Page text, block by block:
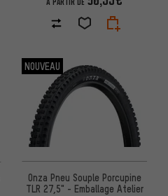
1 avis
NOUVEAU
Onza Pneu Souple Porcupine
TLR 27,5" - Emballage Atelier